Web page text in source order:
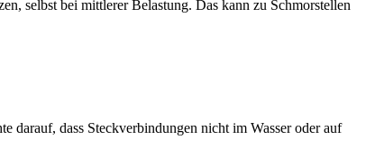
selbst bei mittlerer Belastung. Das kann zu Schmorstellen
darauf, dass Steckverbindungen nicht im Wasser oder auf